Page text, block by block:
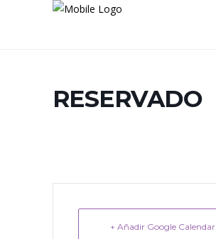
RESERVADO
+ Añadir Google Calendar